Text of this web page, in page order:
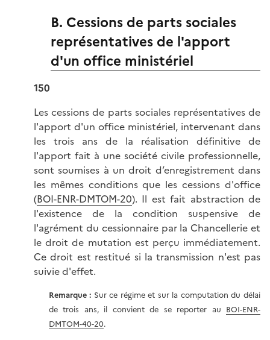
B. Cessions de parts sociales
représentatives de l'apport
d'un office ministériel
150
Les cessions de parts sociales représentatives de
l'apport d'un office ministériel, intervenant dans
les trois ans de la réalisation définitive de
l'apport fait à une société civile professionnelle,
sont soumises à un droit d’enregistrement dans
les mêmes conditions que les cessions d'office
(BOI-ENR-DMTOM-20). Il est fait abstraction de
l'existence de la condition suspensive de
l'agrément du cessionnaire par la Chancellerie et
le droit de mutation est perçu immédiatement.
Ce droit est restitué si la transmission n'est pas
suivie d'effet.
Remarque : Sur ce régime et sur la computation du délai
de trois ans, il convient de se reporter au BOI-ENR-
DMTOM-40-20.